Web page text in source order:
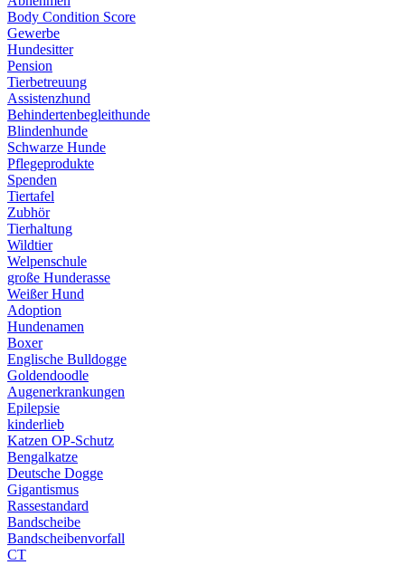
Body Condition Score
Gewerbe
Hundesitter
Pension
Tierbetreuung
Assistenzhund
Behindertenbegleithunde
Blindenhunde
Schwarze Hunde
Pflegeprodukte
Spenden
Tiertafel
Zubhör
Tierhaltung
Wildtier
Welpenschule
große Hunderasse
Weißer Hund
Adoption
Hundenamen
Boxer
Englische Bulldogge
Goldendoodle
Augenerkrankungen
Epilepsie
kinderlieb
Katzen OP-Schutz
Bengalkatze
Deutsche Dogge
Gigantismus
Rassestandard
Bandscheibe
Bandscheibenvorfall
CT